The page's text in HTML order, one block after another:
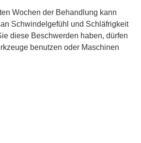
Wochen der Behandlung kann
Schwindelgefühl und Schläfrigkeit
diese Beschwerden haben, dürfen
benutzen oder Maschinen